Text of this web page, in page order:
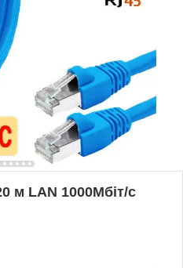
м LAN 1000Мбіт/с